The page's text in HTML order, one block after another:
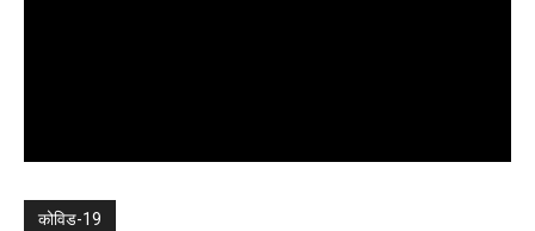
कोविड-19